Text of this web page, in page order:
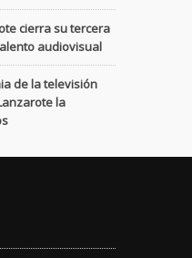
cierra su tercera
audiovisual
de la televisión
la